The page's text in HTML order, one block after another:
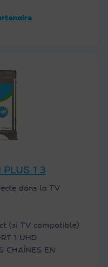
1 3
dans la TV
(si TV compatible)
1 UHD
CHAÎNES EN